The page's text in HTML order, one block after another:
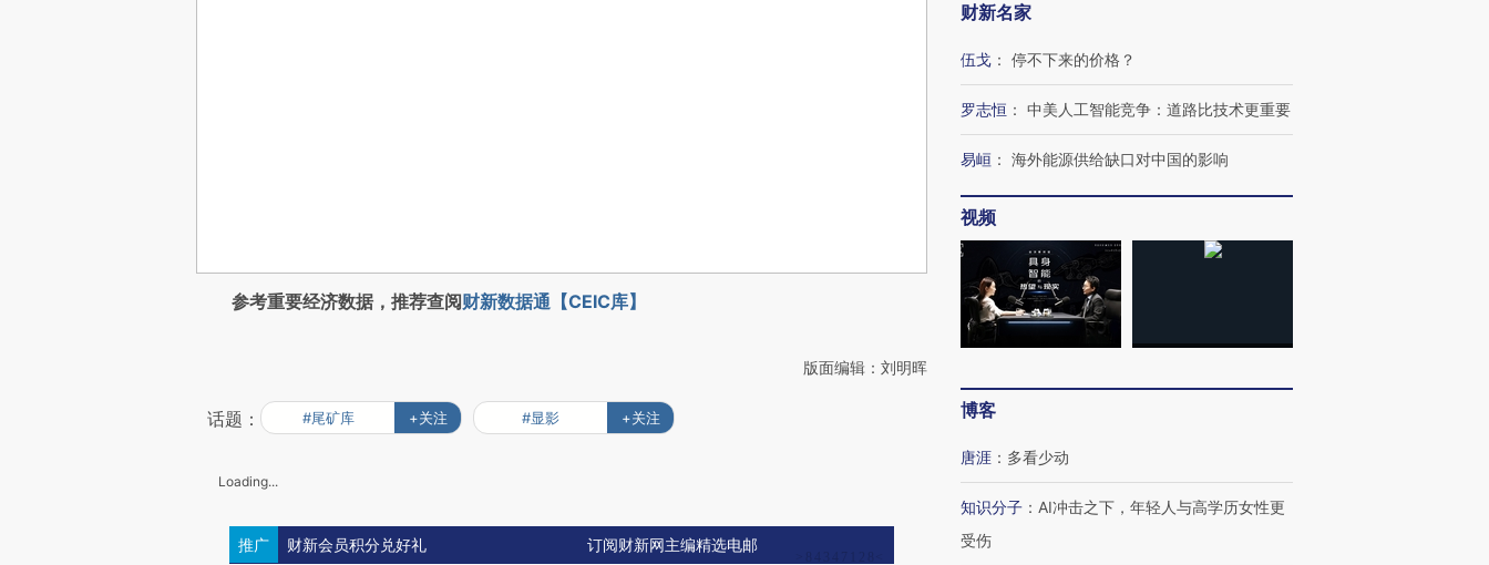
参考重要经济数据，推荐查阅财新数据通【CEIC库】
版面编辑：刘明晖
话题： #尾矿库 +关注 #显影 +关注
Loading...
推广 财新会员积分兑好礼 订阅财新网主编精选电邮
财新名家
伍戈 ： 停不下来的价格？
罗志恒 ： 中美人工智能竞争：道路比技术更重要
易峘 ： 海外能源供给缺口对中国的影响
视频
博客
唐涯 ： 多看少动
知识分子 ： AI冲击之下，年轻人与高学历女性更
受伤